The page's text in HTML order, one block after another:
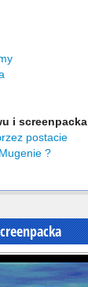
i screenpacka
postacie
?